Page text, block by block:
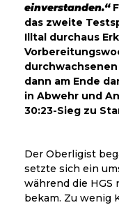
einverstanden.“
das zweite
Illtal durchaus
dann am Ende
in Abwehr und
30:23-Sieg zu
Der Oberligist
setzte sich ein
während die HGS
bekam. Zu wenig